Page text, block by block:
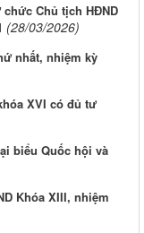
Chủ tịch HĐND
(28/03/2026)
nhất, nhiệm kỳ
XVI có đủ tư
biểu Quốc hội và
Khóa XIII, nhiệm